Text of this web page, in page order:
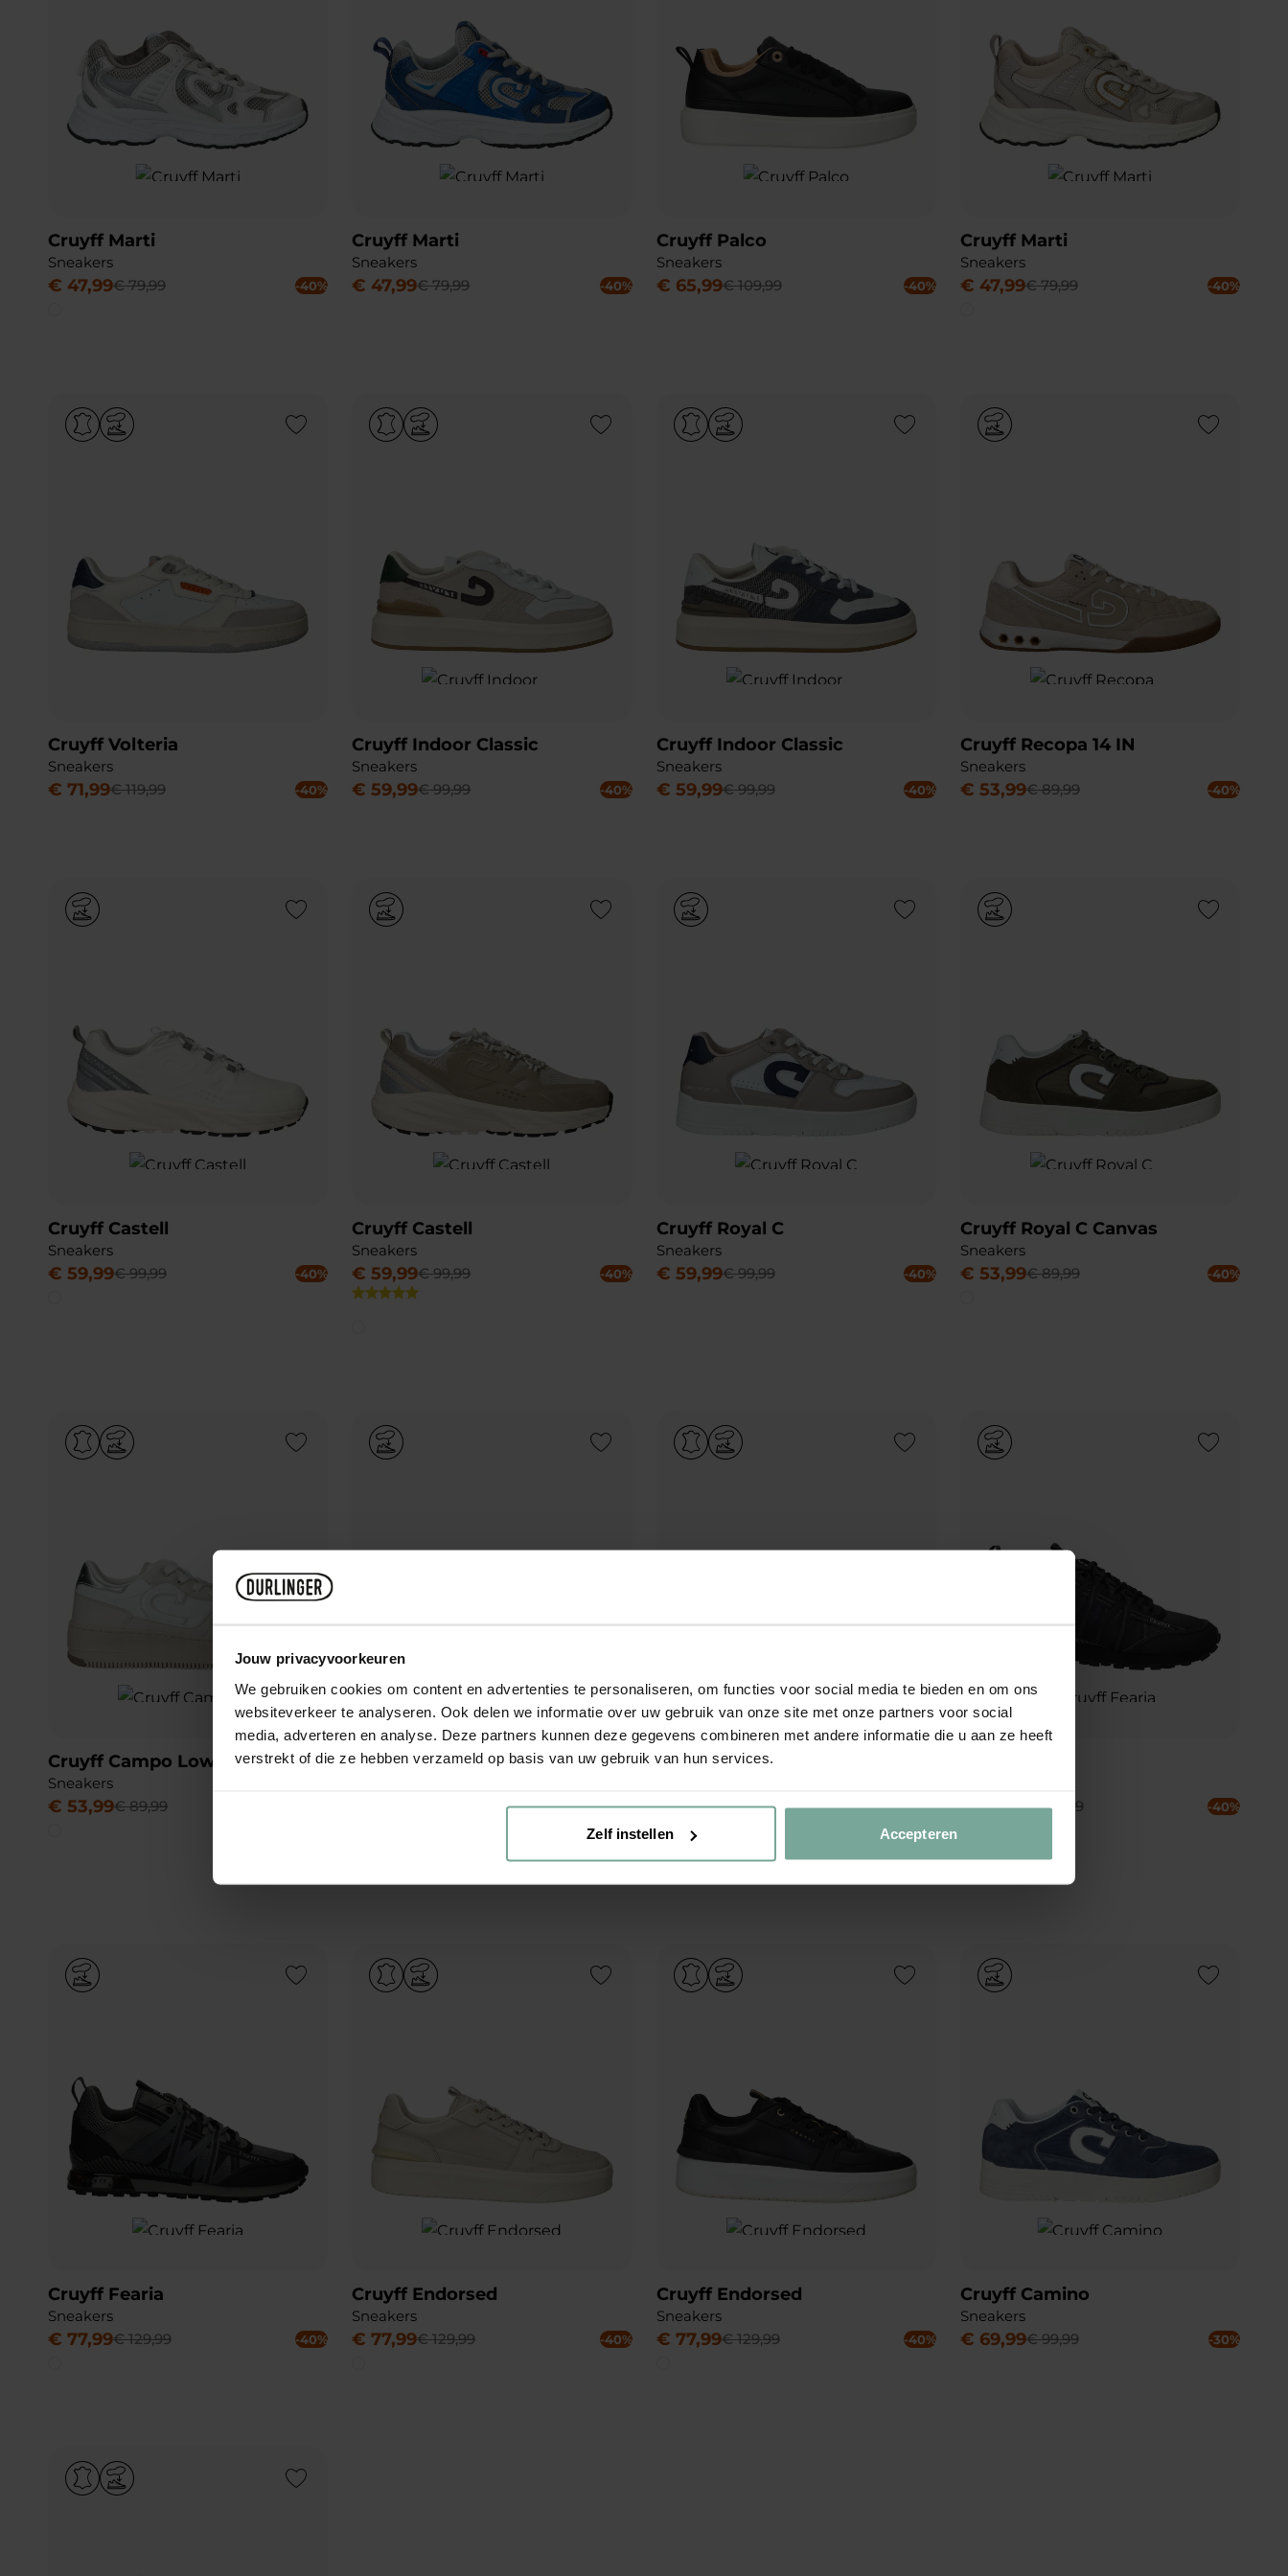
Jouw privacyvoorkeuren
We gebruiken cookies om content en advertenties te personaliseren, om functies voor social media te bieden en om ons
websiteverkeer te analyseren. Ook delen we informatie over uw gebruik van onze site met onze partners voor social
media, adverteren en analyse. Deze partners kunnen deze gegevens combineren met andere informatie die u aan ze heeft
verstrekt of die ze hebben verzameld op basis van uw gebruik van hun services.
Zelf instellen Accepteren
Cruyff Marti
Sneakers
€ 47,99€ 79,99 -40%
Cruyff Marti
Sneakers
€ 47,99€ 79,99 -40%
Cruyff Palco
Sneakers
€ 65,99€ 109,99 -40%
Cruyff Marti
Sneakers
€ 47,99€ 79,99 -40%
Add to Wishlist
Cruyff Volteria
Sneakers
€ 71,99€ 119,99 -40%
Add to Wishlist
Cruyff Indoor Classic
Sneakers
€ 59,99€ 99,99 -40%
Add to Wishlist
Cruyff Indoor Classic
Sneakers
€ 59,99€ 99,99 -40%
Add to Wishlist
Cruyff Recopa 14 IN
Sneakers
€ 53,99€ 89,99 -40%
Add to Wishlist
Cruyff Castell
Sneakers
€ 59,99€ 99,99 -40%
Add to Wishlist
Cruyff Castell
Sneakers
€ 59,99€ 99,99 -40%
Add to Wishlist
Cruyff Royal C
Sneakers
€ 59,99€ 99,99 -40%
Add to Wishlist
Cruyff Royal C Canvas
Sneakers
€ 53,99€ 89,99 -40%
Add to Wishlist
Cruyff Campo Low Lux - Tall
Sneakers
€ 53,99€ 89,99
Add to Wishlist
Cruyff Royal C
-40%
Add to Wishlist
Cruyff Endorsed
€ 77,99€ 129,99 -40%
Add to Wishlist
€ 77,99€ 129 99 -40%
Add to Wishlist
Cruyff Fearia
Sneakers
€ 77,99€ 129,99 -40%
Add to Wishlist
Cruyff Endorsed
Sneakers
€ 77,99€ 129,99 -40%
Add to Wishlist
Cruyff Endorsed
Sneakers
€ 77,99€ 129,99 -40%
Add to Wishlist
Cruyff Camino
Sneakers
€ 69,99€ 99,99 -30%
Add to Wishlist